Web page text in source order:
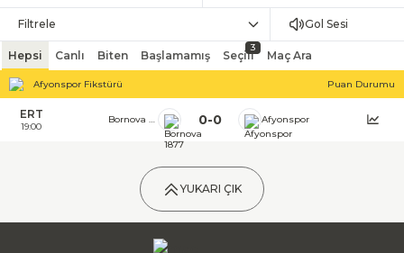
Filtrele Gol Sesi
Hepsi Canlı Biten Başlamamış Seçili
3
Maç Ara
Afyonspor Fikstürü Puan Durumu
ERT
19:00
Bornova 1877 0-0 Afyonspor
YUKARI ÇIK